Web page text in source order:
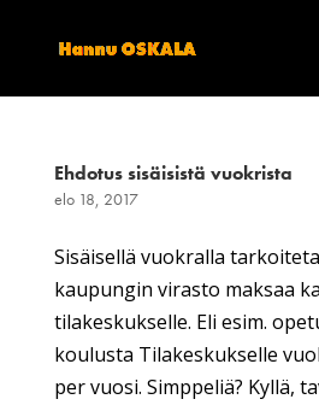
Ehdotus sisäisistä vuokrista
elo 18, 2017
Sisäisellä vuokralla
kaupungin virasto maksaa
tilakeskukselle. Eli esim.
koulusta Tilakeskukselle
per vuosi. Simppeliä? Kyllä,